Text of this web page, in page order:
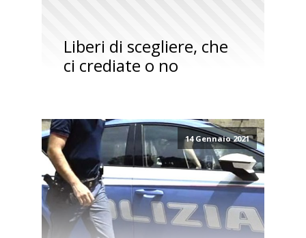
Liberi di scegliere, che
ci crediate o no
14 Gennaio 2021